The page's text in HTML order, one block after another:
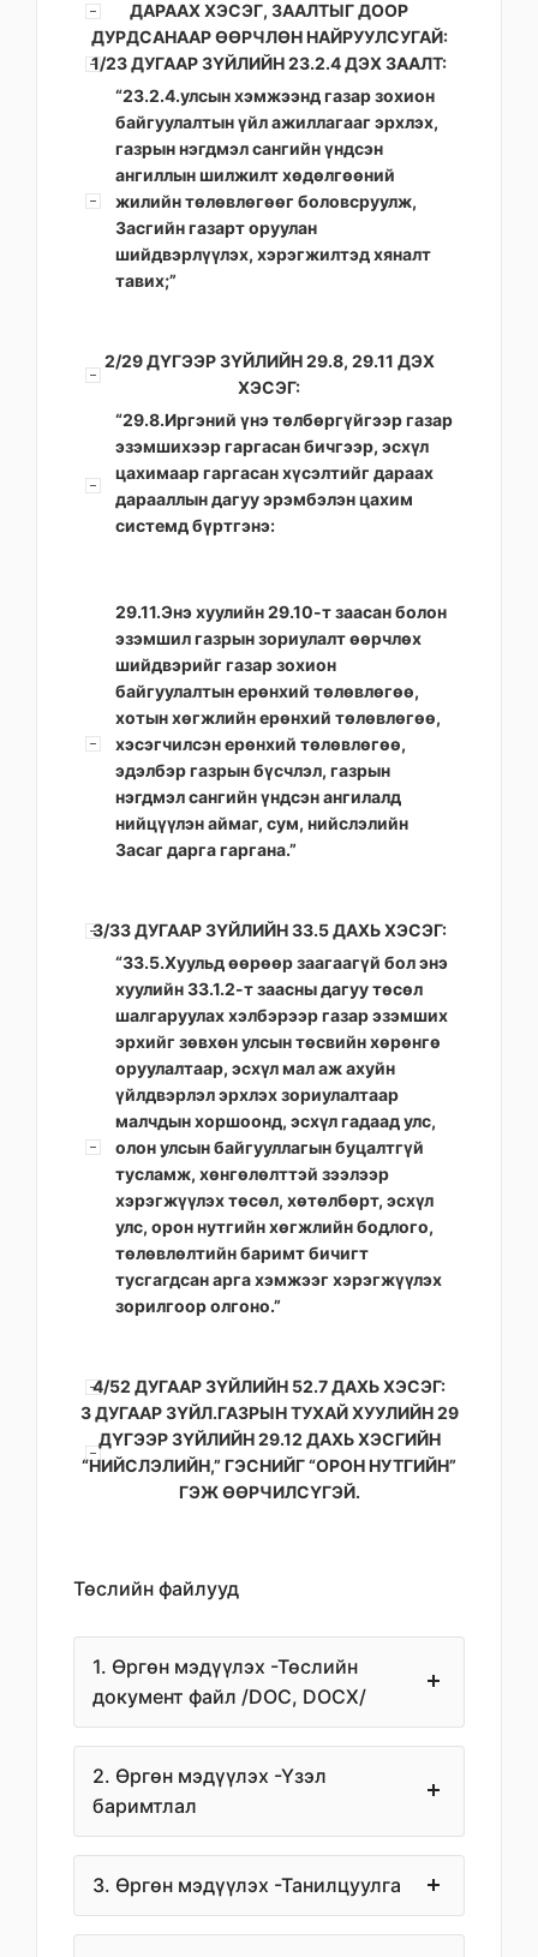
ДАРААХ ХЭСЭГ, ЗААЛТЫГ ДООР
ДУРДСАНААР ӨӨРЧЛӨН НАЙРУУЛСУГАЙ:
1/23 ДУГААР ЗҮЙЛИЙН 23.2.4 ДЭХ ЗААЛТ:
“23.2.4.улсын хэмжээнд газар зохион
байгуулалтын үйл ажиллагааг эрхлэх,
газрын нэгдмэл сангийн үндсэн
ангиллын шилжилт хөдөлгөөний
жилийн төлөвлөгөөг боловсруулж,
Засгийн газарт оруулан
шийдвэрлүүлэх, хэрэгжилтэд хяналт
тавих;”
2/29 ДҮГЭЭР ЗҮЙЛИЙН 29.8, 29.11 ДЭХ
ХЭСЭГ:
“29.8.Иргэний үнэ төлбөргүйгээр газар
эзэмшихээр гаргасан бичгээр, эсхүл
цахимаар гаргасан хүсэлтийг дараах
дарааллын дагуу эрэмбэлэн цахим
системд бүртгэнэ:
29.11.Энэ хуулийн 29.10-т заасан болон
эзэмшил газрын зориулалт өөрчлөх
шийдвэрийг газар зохион
байгуулалтын ерөнхий төлөвлөгөө,
хотын хөгжлийн ерөнхий төлөвлөгөө,
хэсэгчилсэн ерөнхий төлөвлөгөө,
эдэлбэр газрын бүсчлэл, газрын
нэгдмэл сангийн үндсэн ангилалд
нийцүүлэн аймаг, сум, нийслэлийн
Засаг дарга гаргана.”
3/33 ДУГААР ЗҮЙЛИЙН 33.5 ДАХЬ ХЭСЭГ:
“33.5.Хуульд өөрөөр заагаагүй бол энэ
хуулийн 33.1.2-т заасны дагуу төсөл
шалгаруулах хэлбэрээр газар эзэмших
эрхийг зөвхөн улсын төсвийн хөрөнгө
оруулалтаар, эсхүл мал аж ахуйн
үйлдвэрлэл эрхлэх зориулалтаар
малчдын хоршоонд, эсхүл гадаад улс,
олон улсын байгууллагын буцалтгүй
тусламж, хөнгөлөлттэй зээлээр
хэрэгжүүлэх төсөл, хөтөлбөрт, эсхүл
улс, орон нутгийн хөгжлийн бодлого,
төлөвлөлтийн баримт бичигт
тусгагдсан арга хэмжээг хэрэгжүүлэх
зорилгоор олгоно.”
4/52 ДУГААР ЗҮЙЛИЙН 52.7 ДАХЬ ХЭСЭГ:
3 ДУГААР ЗҮЙЛ.ГАЗРЫН ТУХАЙ ХУУЛИЙН 29
ДҮГЭЭР ЗҮЙЛИЙН 29.12 ДАХЬ ХЭСГИЙН
“НИЙСЛЭЛИЙН,” ГЭСНИЙГ “ОРОН НУТГИЙН”
ГЭЖ ӨӨРЧИЛСҮГЭЙ.
Төслийн файлууд
1. Өргөн мэдүүлэх -Төслийн
документ файл /DOC, DOCX/
2. Өргөн мэдүүлэх -Үзэл
баримтлал
3. Өргөн мэдүүлэх -Танилцуулга